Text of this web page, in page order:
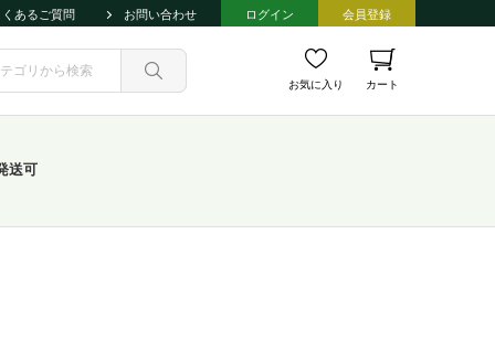
くあるご質問 お問い合わせ ログイン 会員登録
お気に入り カート
送可